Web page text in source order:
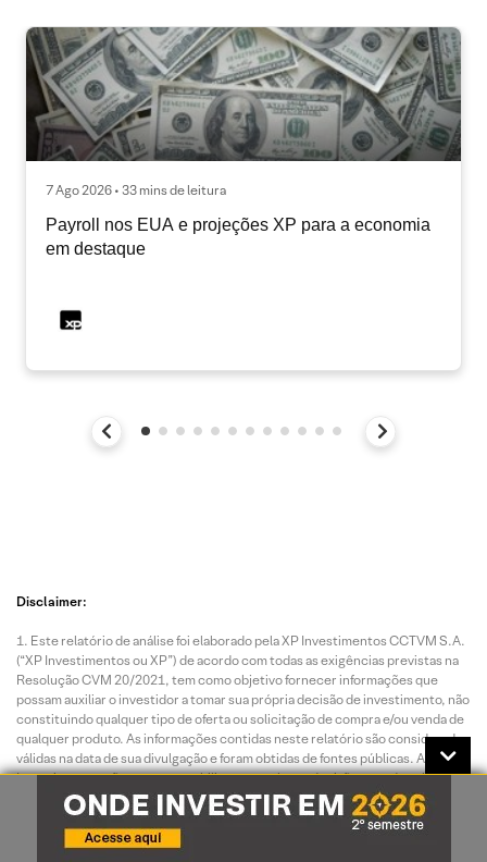
7 Ago 2026 • 33 mins de leitura
Payroll nos EUA e projeções XP para a economia
em destaque
Disclaimer:
Este relatório de análise foi elaborado pela XP Investimentos CCTVM S.A.
(“XP Investimentos ou XP”) de acordo com todas as exigências previstas na
Resolução CVM 20/2021, tem como objetivo fornecer informações que
possam auxiliar o investidor a tomar sua própria decisão de investimento, não
constituindo qualquer tipo de oferta ou solicitação de compra e/ou venda de
qualquer produto. As informações contidas neste relatório são consideradas
válidas na data de sua divulgação e foram obtidas de fontes públicas. A XP
Investimentos não se responsabiliza por qualquer decisão tomada pelo
cliente com base no presente relatório.
Este relatório foi elaborado considerando a classificação de risco dos
produtos de modo a gerar resultados de alocação para cada perfil de
investidor.